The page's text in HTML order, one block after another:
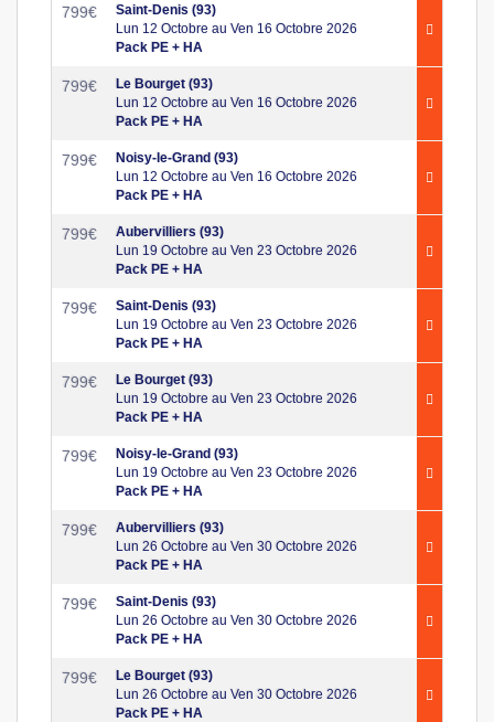
799€
Saint-Denis (93)
Lun 12 Octobre au Ven 16 Octobre 2026
Pack PE + HA
799€
Le Bourget (93)
Lun 12 Octobre au Ven 16 Octobre 2026
Pack PE + HA
799€
Noisy-le-Grand (93)
Lun 12 Octobre au Ven 16 Octobre 2026
Pack PE + HA
799€
Aubervilliers (93)
Lun 19 Octobre au Ven 23 Octobre 2026
Pack PE + HA
799€
Saint-Denis (93)
Lun 19 Octobre au Ven 23 Octobre 2026
Pack PE + HA
799€
Le Bourget (93)
Lun 19 Octobre au Ven 23 Octobre 2026
Pack PE + HA
799€
Noisy-le-Grand (93)
Lun 19 Octobre au Ven 23 Octobre 2026
Pack PE + HA
799€
Aubervilliers (93)
Lun 26 Octobre au Ven 30 Octobre 2026
Pack PE + HA
799€
Saint-Denis (93)
Lun 26 Octobre au Ven 30 Octobre 2026
Pack PE + HA
799€
Le Bourget (93)
Lun 26 Octobre au Ven 30 Octobre 2026
Pack PE + HA